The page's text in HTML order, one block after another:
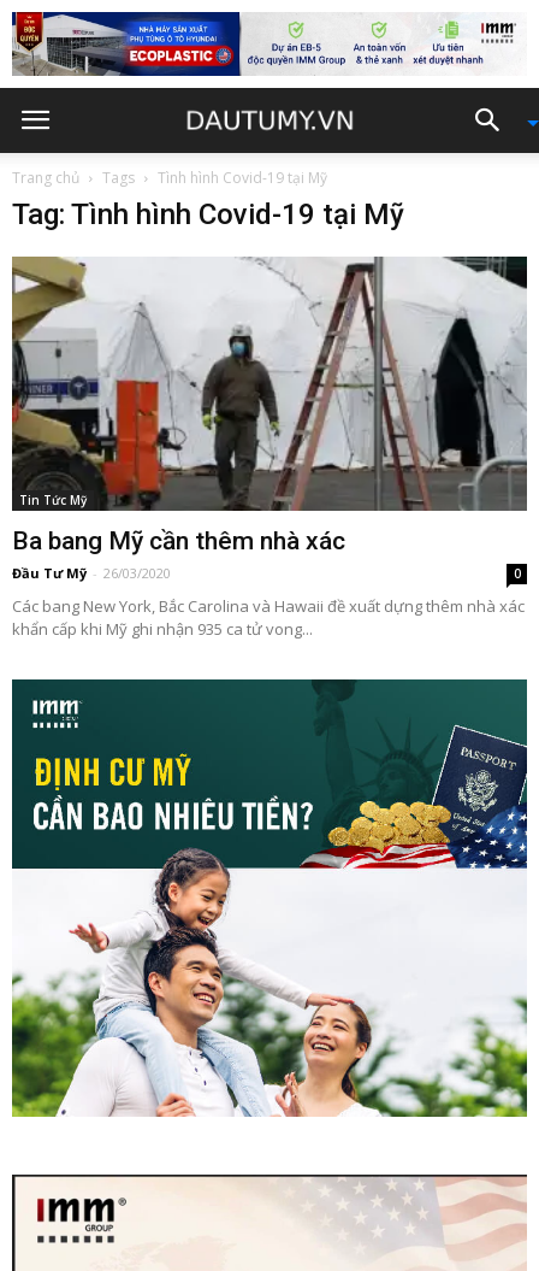
Trang chủ Tags Tình hình Covid-19 tại Mỹ
Tag: Tình hình Covid-19 tại Mỹ
Tin Tức Mỹ
Ba bang Mỹ cần thêm nhà xác
Đầu Tư Mỹ - 26/03/2020 0
Các bang New York, Bắc Carolina và Hawaii đề xuất dựng thêm nhà xác
khẩn cấp khi Mỹ ghi nhận 935 ca tử vong...